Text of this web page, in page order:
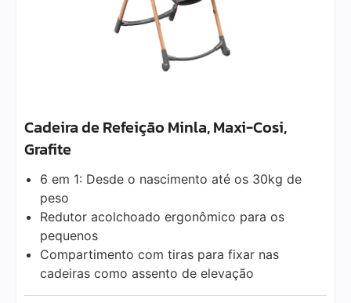
Cadeira de Refeição Minla, Maxi-Cosi,
Grafite
6 em 1: Desde o nascimento até os 30kg de
peso
Redutor acolchoado ergonômico para os
pequenos
Compartimento com tiras para fixar nas
cadeiras como assento de elevação